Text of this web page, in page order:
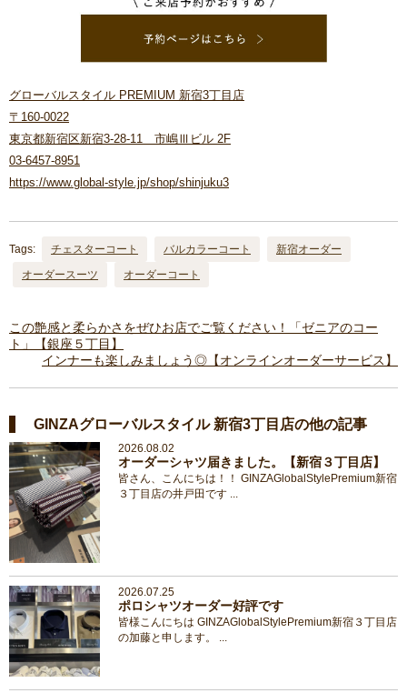
グローバルスタイル PREMIUM 新宿3丁目店
〒160-0022
東京都新宿区新宿3-28-11 市嶋Ⅲビル 2F
03-6457-8951
https://www.global-style.jp/shop/shinjuku3
Tags: チェスターコート バルカラーコート
新宿オーダー
オーダースーツ
オーダーコート
この艶感と柔らかさをぜひお店でご覧ください！「ゼニアのコー
ト」【銀座５丁目】
インナーも楽しみましょう◎【オンラインオーダーサービス】
GINZAグローバルスタイル 新宿3丁目店の他の記事
2026.08.02
オーダーシャツ届きました。【新宿３丁目店】
皆さん、こんにちは！！ GINZAGlobalStylePremium新宿
３丁目店の井戸田です ...
2026.07.25
ポロシャツオーダー好評です
皆様こんにちは GINZAGlobalStylePremium新宿３丁目店
の加藤と申します。 ...